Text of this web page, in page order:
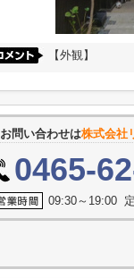
【外観】
お問い合わせは株式会社
0465-
09:30～19:00